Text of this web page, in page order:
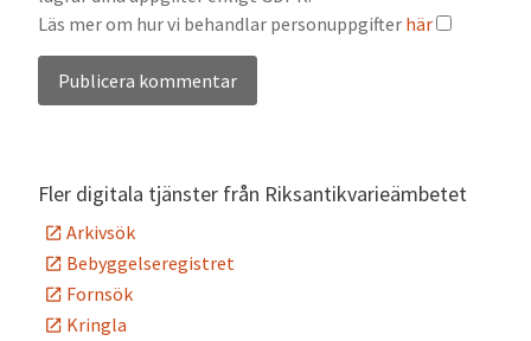
Läs mer om hur vi behandlar personuppgifter här
Fler digitala tjänster från Riksantikvarieämbetet
Arkivsök
Bebyggelseregistret
Fornsök
Kringla